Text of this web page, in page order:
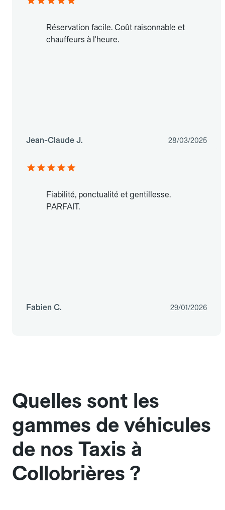
Réservation facile. Coût raisonnable et
chauffeurs à l'heure.
Jean-Claude J. 28/03/2025
Fiabilité, ponctualité et gentillesse.
PARFAIT.
Fabien C. 29/01/2026
Quelles sont les
gammes de véhicules
de nos Taxis à
Collobrières ?